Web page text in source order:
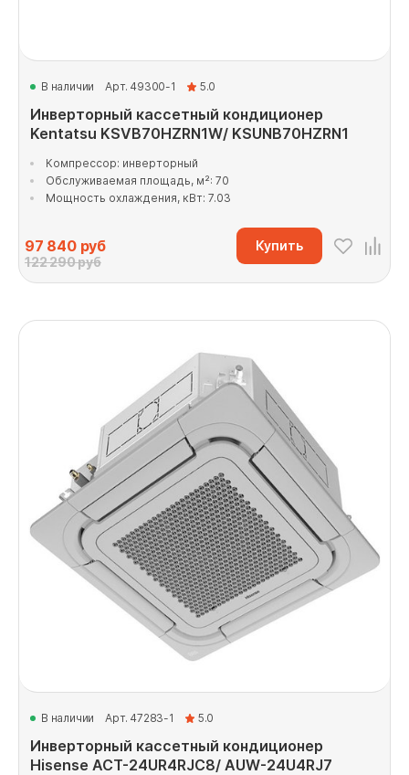
В наличии Арт. 49300-1 5.0
Инверторный кассетный кондиционер
Kentatsu KSVB70HZRN1W/ KSUNB70HZRN1
Компрессор: инверторный
Обслуживаемая площадь, м²: 70
Мощность охлаждения, кВт: 7.03
97 840руб
122 290 руб
Купить
В наличии Арт. 47283-1 5.0
Инверторный кассетный кондиционер
Hisense ACT-24UR4RJC8/ AUW-24U4RJ7